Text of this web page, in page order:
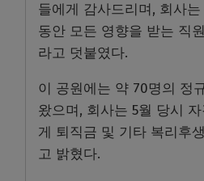
들에게 감사드리며, 회사
동안 모든 영향을 받는 직
라고 덧붙였다.
이 공원에는 약 70명의 정
왔으며, 회사는 5월 당시
게 퇴직금 및 기타 복리후
고 밝혔다.